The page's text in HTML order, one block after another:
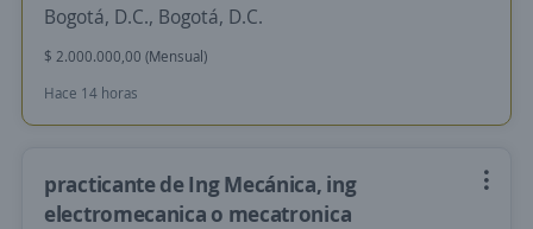
Bogotá, D.C., Bogotá, D.C.
$ 2.000.000,00 (Mensual)
Hace 14 horas
practicante de Ing Mecánica, ing
electromecanica o mecatronica